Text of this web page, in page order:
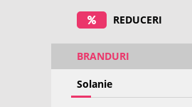
REDUCERI
BRANDURI
Solanie